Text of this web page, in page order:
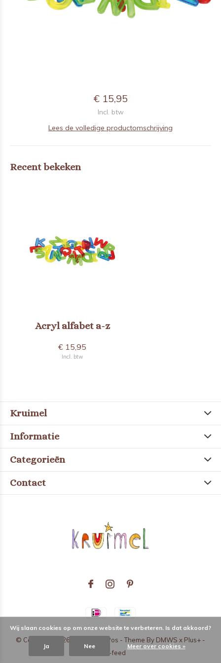
€ 15,95
Incl. btw
Lees de volledige productomschrijving
Recent bekeken
Acryl alfabet a-z
€ 15,95
Incl. btw
Kruimel
Informatie
Categorieën
Contact
© Copyright 2026 - Theme RePos - Theme By DMWS x Plus+ -
RSS-feed
Wij slaan cookies op om onze website te verbeteren. Is dat akkoord?
Ja Nee Meer over cookies »